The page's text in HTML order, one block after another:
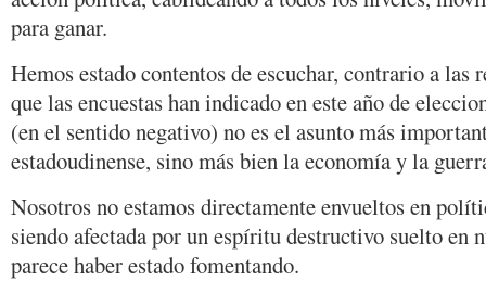
para ganar.
Hemos estado contentos de escuchar, contrario a las
que las encuestas han indicado en este año de
(en el sentido negativo) no es el asunto más
estadoudinense, sino más bien la economía y la
Nosotros no estamos directamente envueltos en
siendo afectada por un espíritu destructivo suelto en
parece haber estado fomentando.